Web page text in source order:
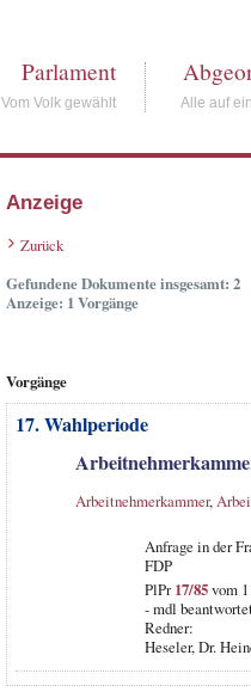
Parlament
Vom Volk gewählt Alle auf
Anzeige
Zurück
Gefundene Dokumente insgesamt: 2
Anzeige: 1 Vorgänge
Vorgänge
17. Wahlperiode
Arbeitnehmerkammer,
Anfrage in der
FDP
PlPr17/85vom
- mdl
Redner:
Heseler, Dr.